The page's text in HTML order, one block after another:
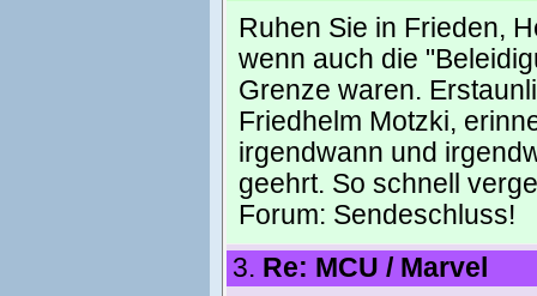
Ruhen Sie in Frieden,
wenn auch die
Grenze waren.
Friedhelm Motzki,
irgendwann und
geehrt. So schnell
Forum: Sendeschluss!
3. Re: MCU / Marvel